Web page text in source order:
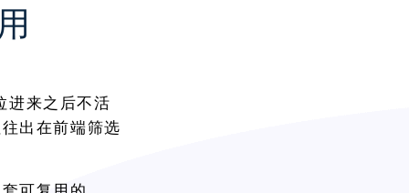
进来之后不活
出在前端筛选